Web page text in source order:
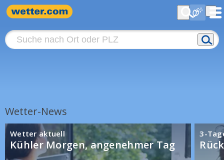
Wetter-News
Wetter aktuell
Kühler Morgen, angenehmer Tag
3-